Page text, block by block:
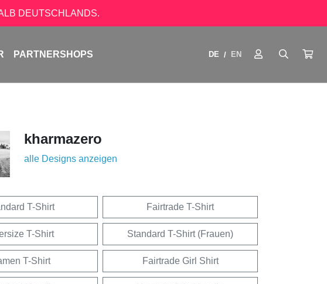
DEUTSCHLANDS.
PARTNERSHOPS DE / EN
kharmazero
alle Designs anzeigen
T-Shirt Fairtrade T-Shirt
T-Shirt Standard T-Shirt (Frauen)
T-Shirt Fairtrade Girl Shirt